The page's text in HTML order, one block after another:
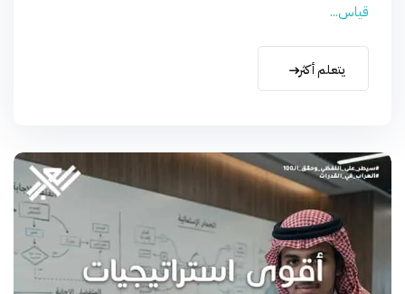
قياس...
يتعلم أكثر